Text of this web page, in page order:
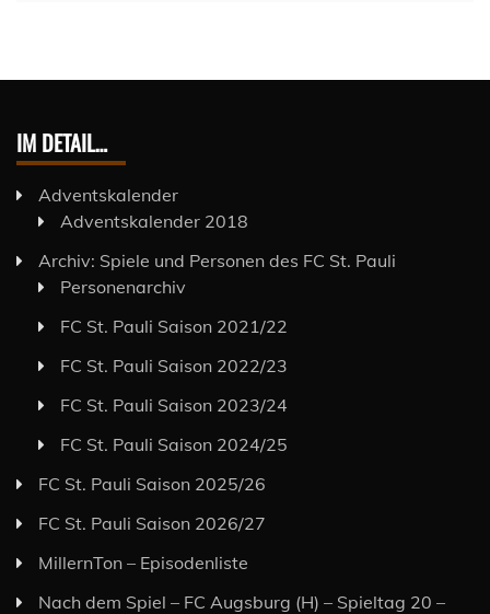
IM DETAIL…
Adventskalender
Adventskalender 2018
Archiv: Spiele und Personen des FC St. Pauli
Personenarchiv
FC St. Pauli Saison 2021/22
FC St. Pauli Saison 2022/23
FC St. Pauli Saison 2023/24
FC St. Pauli Saison 2024/25
FC St. Pauli Saison 2025/26
FC St. Pauli Saison 2026/27
MillernTon – Episodenliste
Nach dem Spiel – FC Augsburg (H) – Spieltag 20 –